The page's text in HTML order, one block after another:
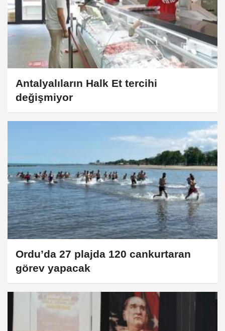
Antalyalıların Halk Et tercihi
değişmiyor
Ordu’da 27 plajda 120 cankurtaran
görev yapacak